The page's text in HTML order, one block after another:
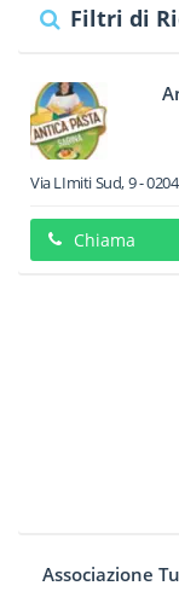
Filtri di
Via LImiti Sud, 9-
Chiama
Associazione